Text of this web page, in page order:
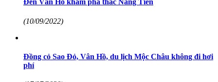
Đến Vân Hồ khám phá thác Nàng Tiên
(10/09/2022)
Đồng cỏ Sao Đỏ, Vân Hồ, du lịch Mộc Châu không đi hơi
phí